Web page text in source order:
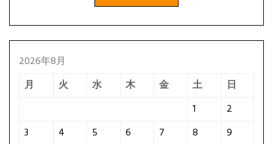
2026年8月
月
火 水 木 金 土
日
1
2
3
4 5 6 7 8
9